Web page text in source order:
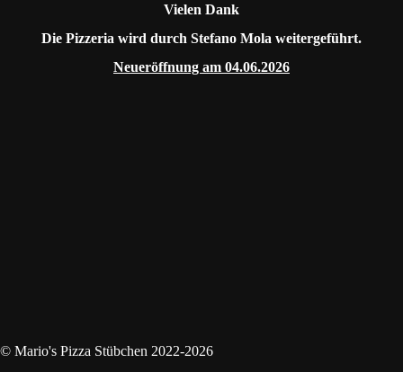
Vielen Dank
Die Pizzeria wird durch Stefano Mola weitergeführt.
Neueröffnung am 04.06.2026
© Mario's Pizza Stübchen 2022-2026